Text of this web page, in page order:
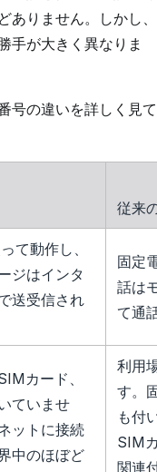
ありません。しかし、
手が大きく異なりま
号の違いを詳しく見て
従来
て動作し、
ジはインタ
送受信され
固定
話は
て通
カード、
ていませ
ットに接続
中のほぼど
利用
す。
も付
SIM
関連